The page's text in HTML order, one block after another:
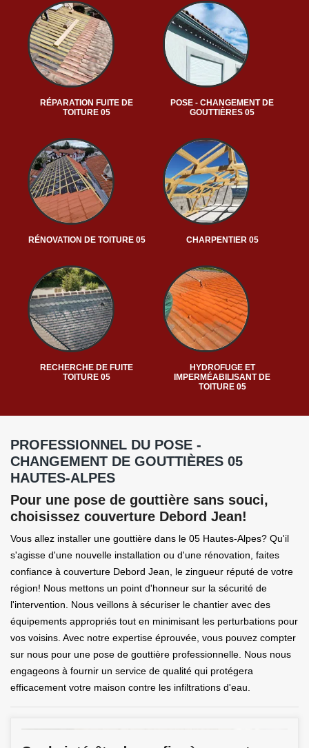
RÉPARATION FUITE DE
TOITURE 05
POSE - CHANGEMENT DE
GOUTTIÈRES 05
RÉNOVATION DE TOITURE 05 CHARPENTIER 05
RECHERCHE DE FUITE
TOITURE 05
HYDROFUGE ET
IMPERMÉABILISANT DE
TOITURE 05
PROFESSIONNEL DU POSE -
CHANGEMENT DE GOUTTIÈRES 05
HAUTES-ALPES
Pour une pose de gouttière sans souci,
choisissez couverture Debord Jean!
Vous allez installer une gouttière dans le 05 Hautes-Alpes? Qu'il
s'agisse d'une nouvelle installation ou d'une rénovation, faites
confiance à couverture Debord Jean, le zingueur réputé de votre
région! Nous mettons un point d'honneur sur la sécurité de
l'intervention. Nous veillons à sécuriser le chantier avec des
équipements appropriés tout en minimisant les perturbations pour
vos voisins. Avec notre expertise éprouvée, vous pouvez compter
sur nous pour une pose de gouttière professionnelle. Nous nous
engageons à fournir un service de qualité qui protégera
efficacement votre maison contre les infiltrations d'eau.